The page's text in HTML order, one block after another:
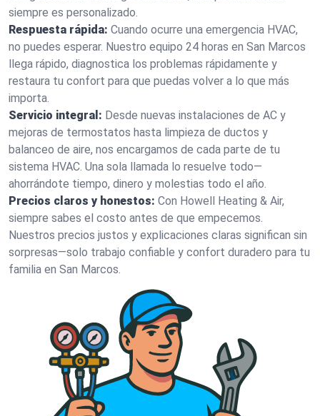
siempre es personalizado.
Respuesta rápida: Cuando ocurre una emergencia HVAC,
no puedes esperar. Nuestro equipo 24 horas en San Marcos
llega rápido, diagnostica los problemas rápidamente y
restaura tu confort para que puedas volver a lo que más
importa.
Servicio integral: Desde nuevas instalaciones de AC y
mejoras de termostatos hasta limpieza de ductos y
balanceo de aire, nos encargamos de cada parte de tu
sistema HVAC. Una sola llamada lo resuelve todo—
ahorrándote tiempo, dinero y molestias todo el año.
Precios claros y honestos: Con Howell Heating & Air,
siempre sabes el costo antes de que empecemos.
Nuestros precios justos y explicaciones claras significan sin
sorpresas—solo trabajo confiable y confort duradero para tu
familia en San Marcos.